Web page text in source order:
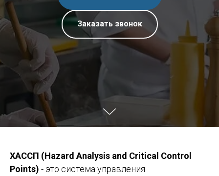
Заказать звонок
ХАССП (Hazard Analysis and Critical Control
Points) - это система управления